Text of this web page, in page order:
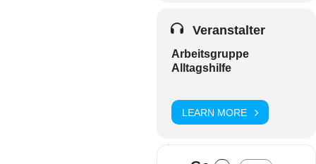
Veranstalter
Arbeitsgruppe
Alltagshilfe
LEARN MORE